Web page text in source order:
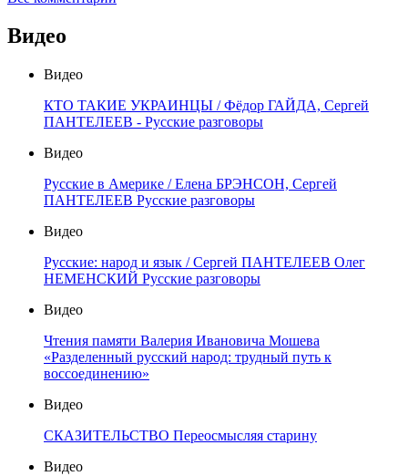
Видео
Видео
КТО ТАКИЕ УКРАИНЦЫ / Фёдор ГАЙДА, Сергей
ПАНТЕЛЕЕВ - Русские разговоры
Видео
Русские в Америке / Елена БРЭНСОН, Сергей
ПАНТЕЛЕЕВ Русские разговоры
Видео
Русские: народ и язык / Сергей ПАНТЕЛЕЕВ Олег
НЕМЕНСКИЙ Русские разговоры
Видео
Чтения памяти Валерия Ивановича Мошева
«Разделенный русский народ: трудный путь к
воссоединению»
Видео
СКАЗИТЕЛЬСТВО Переосмысляя старину
Видео